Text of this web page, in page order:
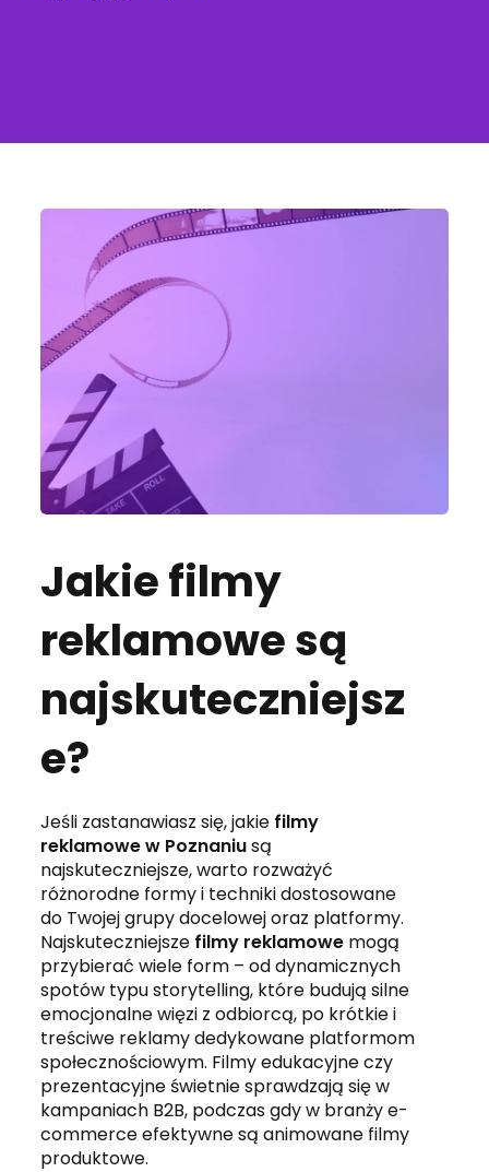
Jakie filmy
reklamowe są
najskuteczniejsz
e?
Jeśli zastanawiasz się, jakie filmy
reklamowe w Poznaniusą
najskuteczniejsze, warto rozważyć
różnorodne formy i techniki dostosowane
do Twojej grupy docelowej oraz platformy.
Najskuteczniejsze filmy reklamowe mogą
przybierać wiele form – od dynamicznych
spotów typu storytelling, które budują silne
emocjonalne więzi z odbiorcą, po krótkie i
treściwe reklamy dedykowane platformom
społecznościowym. Filmy edukacyjne czy
prezentacyjne świetnie sprawdzają się w
kampaniach B2B, podczas gdy w branży e-
commerce efektywne są animowane filmy
produktowe.